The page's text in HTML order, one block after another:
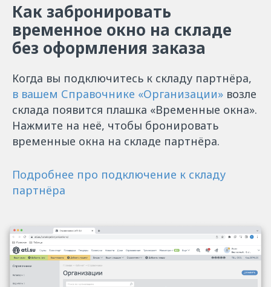
Как забронировать
временное окно на складе
без оформления заказа
Когда вы подключитесь к складу партнёра,
в вашем Справочнике «Организации»‎ возле
склада появится плашка «Временные окна».
Нажмите на неё, чтобы бронировать
временные окна на складе партнёра.
Подробнее про подключение к складу
партнёра